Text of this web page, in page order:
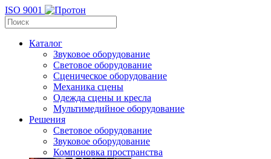
ISO 9001
Каталог
Звуковое оборудование
Световое оборудование
Сценическое оборудование
Механика сцены
Одежда сцены и кресла
Мультимедийное оборудование
Решения
Световое оборудование
Звуковое оборудование
Компоновка пространства